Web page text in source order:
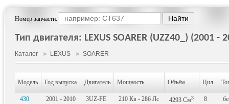
Номер запчасти:
Тип двигателя: LEXUS SOARER (UZZ40_) (2001 -
Каталог ► LEXUS ► SOARER
Модель Год выпуска Двигатель Мощность Объём Цил.
430 2001 - 2010 3UZ-FE 210 Кв - 286 Лс 4293 См3 8